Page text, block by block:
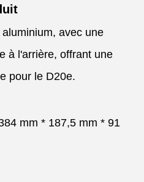
avec une
à l'arrière, offrant une
pour le D20e.
mm * 187,5 mm * 91